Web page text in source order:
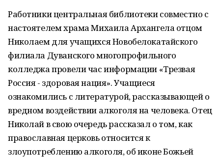
Работники центральная библиотеки совместно с
настоятелем храма Михаила Архангела отцом
Николаем для учащихся Новобелокатайского
филиала Дуванского многопрофильного
колледжа провели час информации «Трезвая
Россия - здоровая нация». Учащиеся
ознакомились с литературой, рассказывающей о
вредном воздействии алкоголя на человека. Отец
Николай в свою очередь рассказал о том, как
православная церковь относится к
злоупотреблению алкоголя, об иконе Божьей